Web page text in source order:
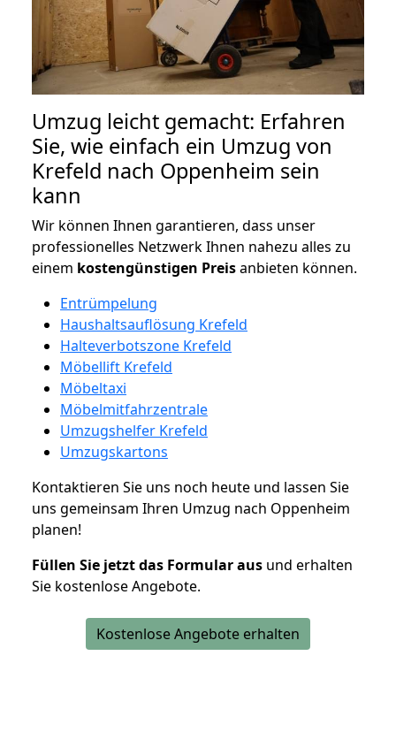
Umzug leicht gemacht: Erfahren
Sie, wie einfach ein Umzug von
Krefeld nach Oppenheim sein
kann
Wir können Ihnen garantieren, dass unser
professionelles Netzwerk Ihnen nahezu alles zu
einem kostengünstigen Preisanbieten können.
Entrümpelung
Haushaltsauflösung Krefeld
Halteverbotszone Krefeld
Möbellift Krefeld
Möbeltaxi
Möbelmitfahrzentrale
Umzugshelfer Krefeld
Umzugskartons
Kontaktieren Sie uns noch heute und lassen Sie
uns gemeinsam Ihren Umzug nach Oppenheim
planen!
Füllen Sie jetzt das Formular aus und erhalten
Sie kostenlose Angebote.
Kostenlose Angebote erhalten